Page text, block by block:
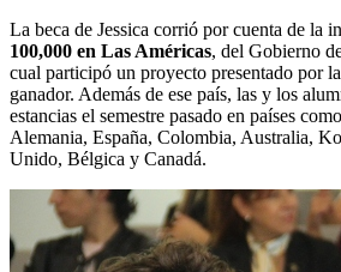
La beca de Jessica corrió por cuenta de la
100,000 en Las Américas, del Gobierno
cual participó un proyecto presentado por
ganador. Además de ese país, las y los
estancias el semestre pasado en países
Alemania, España, Colombia, Australia,
Unido, Bélgica y Canadá.